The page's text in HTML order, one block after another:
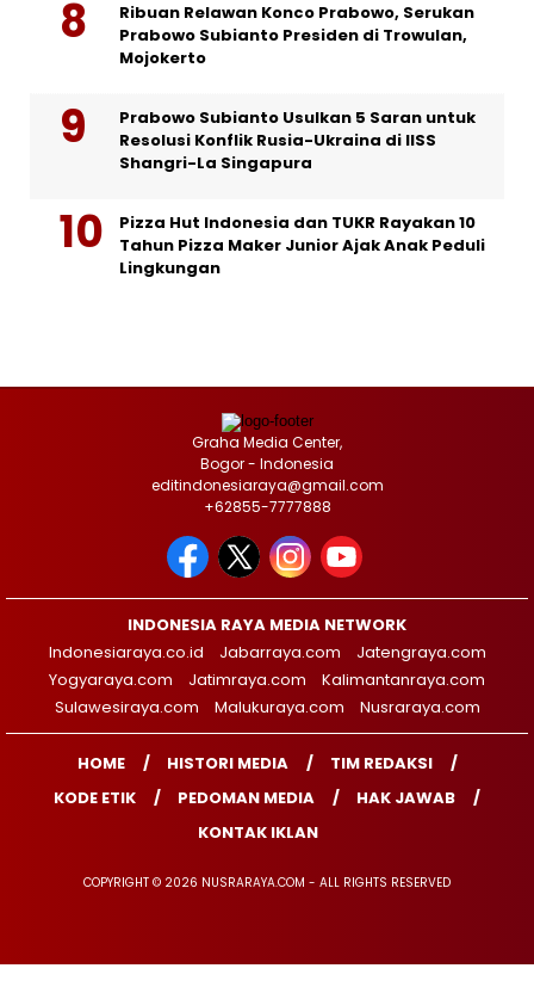
Ribuan Relawan Konco Prabowo, Serukan
Prabowo Subianto Presiden di Trowulan,
Mojokerto
Prabowo Subianto Usulkan 5 Saran untuk
Resolusi Konflik Rusia-Ukraina di IISS
Shangri-La Singapura
Pizza Hut Indonesia dan TUKR Rayakan 10
Tahun Pizza Maker Junior Ajak Anak Peduli
Lingkungan
Graha Media Center,
Bogor - Indonesia
editindonesiaraya@gmail.com
+62855-7777888
INDONESIA RAYA MEDIA NETWORK
Indonesiaraya.co.id
Jabarraya.com
Jatengraya.com
Yogyaraya.com
Jatimraya.com
Kalimantanraya.com
Sulawesiraya.com
Malukuraya.com Nusraraya.com
HOME HISTORI MEDIA
TIM REDAKSI
KODE ETIK
PEDOMAN MEDIA
HAK JAWAB
KONTAK IKLAN
COPYRIGHT © 2026 NUSRARAYA.COM - ALL RIGHTS RESERVED